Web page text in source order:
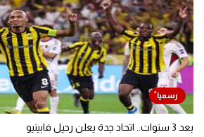
بعد 3 سنوات.. اتحاد جدة يعلن رحيل فابينيو